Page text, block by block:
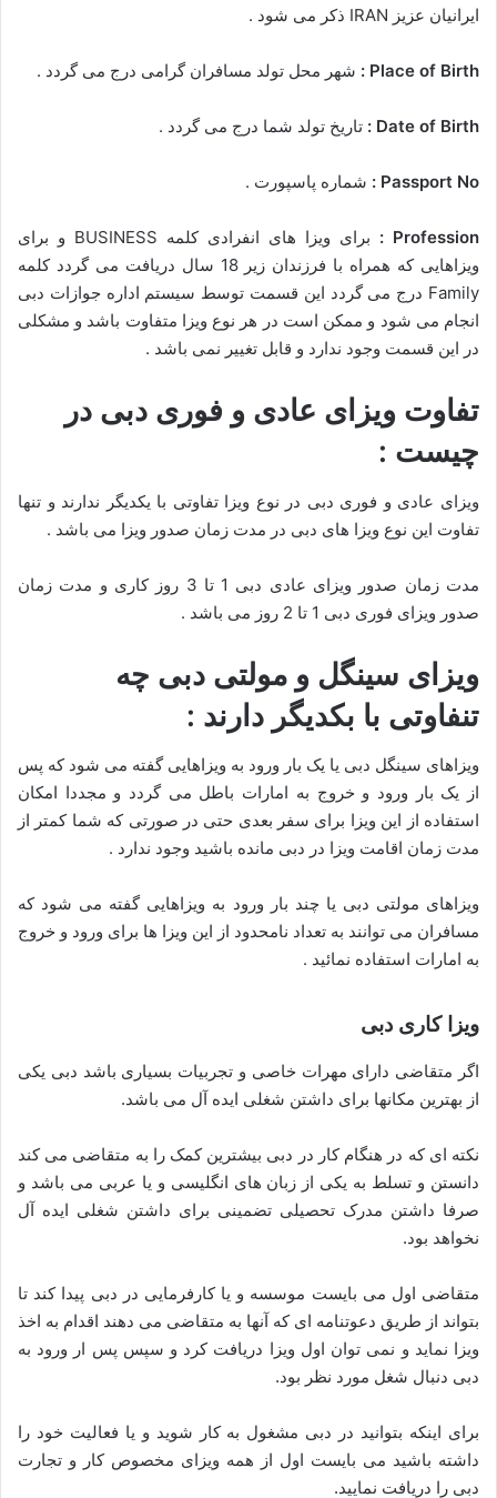
ایرانیان عزیز IRAN ذکر می شود .
Place of Birth : شهر محل تولد مسافران گرامی درج می گردد .
Date of Birth : تاریخ تولد شما درج می گردد .
Passport No : شماره پاسپورت .
Profession :
برای ویزا های انفرادی کلمه BUSINESS و برای
ویزاهایی که همراه با فرزندان زیر 18 سال دریافت می گردد کلمه
Family درج می گردد این قسمت توسط سیستم اداره جوازات دبی
انجام می شود و ممکن است در هر نوع ویزا متفاوت باشد و مشکلی
در این قسمت وجود ندارد و قابل تغییر نمی باشد .
تفاوت ویزای عادی و فوری دبی در
چیست :
ویزای عادی و فوری دبی در نوع ویزا تفاوتی با یکدیگر ندارند و تنها
تفاوت این نوع ویزا های دبی در مدت زمان صدور ویزا می باشد .
مدت زمان صدور ویزای عادی دبی 1 تا 3 روز کاری و مدت زمان
صدور ویزای فوری دبی 1 تا 2 روز می باشد .
ویزای سینگل و مولتی دبی چه
تنفاوتی با بکدیگر دارند :
ویزاهای سینگل دبی یا یک بار ورود به ویزاهایی گفته می شود که پس
از یک بار ورود و خروج به امارات باطل می گردد و مجددا امکان
استفاده از این ویزا برای سفر بعدی حتی در صورتی که شما کمتر از
مدت زمان اقامت ویزا در دبی مانده باشید وجود ندارد .
ویزاهای مولتی دبی یا چند بار ورود به ویزاهایی گفته می شود که
مسافران می توانند به تعداد نامحدود از این ویزا ها برای ورود و خروج
به امارات استفاده نمائید .
ویزا کاری دبی
اگر متقاضی دارای مهرات خاصی و تجربیات بسیاری باشد دبی یکی
از بهترین مکانها برای داشتن شغلی ایده آل می باشد.
نکته ای که در هنگام کار در دبی بیشترین کمک را به متقاضی می کند
دانستن و تسلط به یکی از زبان های انگلیسی و یا عربی می باشد و
صرفا داشتن مدرک تحصیلی تضمینی برای داشتن شغلی ایده آل
نخواهد بود.
متقاضی اول می بایست موسسه و یا کارفرمایی در دبی پیدا کند تا
بتواند از طریق دعوتنامه ای که آنها به متقاضی می دهند اقدام به اخذ
ویزا نماید و نمی توان اول ویزا دریافت کرد و سپس پس ار ورود به
دبی دنبال شغل مورد نظر بود.
برای اینکه بتوانید در دبی مشغول به کار شوید و یا فعالیت خود را
داشته باشید می بایست اول از همه ویزای مخصوص کار و تجارت
دبی را دریافت نمایید.